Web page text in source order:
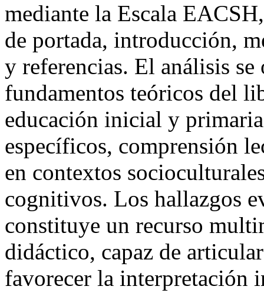
mediante la Escala
de portada, introducción,
y referencias. El análisis se
fundamentos teóricos del
educación inicial y
específicos, comprensión
en contextos
cognitivos. Los hallazgos
constituye un recurso
didáctico, capaz de
favorecer la interpretación